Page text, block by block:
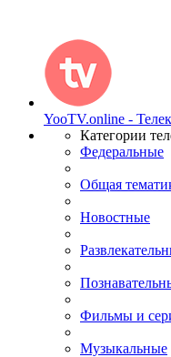
YooTV.online -
Категории
Федеральные
Общая
Новостные
Фильмы и
Музыкальные